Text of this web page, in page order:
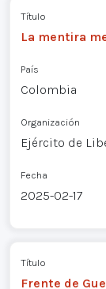
Título
La mentira
País
Colombia
Organización
Ejército de
Fecha
2025-02-17
Título
Frente de